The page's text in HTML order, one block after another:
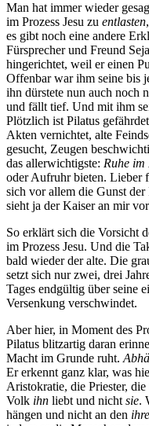
Man hat immer wieder
im Prozess Jesu zu entlasten
es gibt noch eine andere
Fürsprecher und Freund
hingerichtet, weil er einen
Offenbar war ihm seine bis
ihn dürstete nun auch noch
und fällt tief. Und mit ihm
Plötzlich ist Pilatus
Akten vernichtet, alte
gesucht, Zeugen
das allerwichtigste: Ruhe
oder Aufruhr bieten. Lieber
sich vor allem die Gunst
sieht ja der Kaiser an mir
So erklärt sich die Vorsicht
im Prozess Jesu. Und die
bald wieder der alte. Die
setzt sich nur zwei, drei
Tages endgültig über seine
Versenkung verschwindet.
Aber hier, in Moment des
Pilatus blitzartig daran
Macht im Grunde ruht.
Er erkennt ganz klar, was
Aristokratie, die Priester, die
Volk ihn liebt und nicht sie.
hängen und nicht an den